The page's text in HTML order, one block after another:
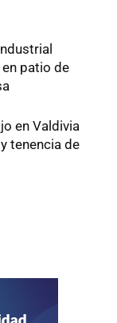
patio de
en Valdivia
tenencia de